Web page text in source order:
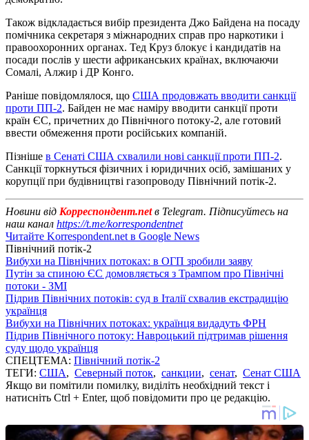
Також відкладається вибір президента Джо Байдена на посаду
помічника секретаря з міжнародних справ про наркотики і
правоохоронних органах. Тед Круз блокує і кандидатів на
посади послів у шести африканських країнах, включаючи
Сомалі, Алжир і ДР Конго.
Раніше повідомлялося, що США продовжать вводити санкції
проти ПП-2. Байден не має наміру вводити санкції проти
країн ЄС, причетних до Північного потоку-2, але готовий
ввести обмеження проти російських компаній.
Пізніше в Сенаті США схвалили нові санкції проти ПП-2.
Санкції торкнуться фізичних і юридичних осіб, замішаних у
корупції при будівництві газопроводу Північний потік-2.
Новини від Корреспондент.netв Telegram. Підписуйтесь на
наш канал https://t.me/korrespondentnet
Читайте Korrespondent.net в Google News
Північний потік-2
Вибухи на Північних потоках: в ОГП зробили заяву
Путін за спиною ЄС домовляється з Трампом про Північні
потоки - ЗМІ
Підрив Північних потоків: суд в Італії схвалив екстрадицію
українця
Вибухи на Північних потоках: українця видадуть ФРН
Підрив Північного потоку: Навроцький підтримав рішення
суду щодо українця
СПЕЦТЕМА: Північний потік-2
ТЕГИ: США, Северный поток, санкции, сенат, Сенат США
Якщо ви помітили помилку, виділіть необхідний текст і
натисніть Ctrl + Enter, щоб повідомити про це редакцію.